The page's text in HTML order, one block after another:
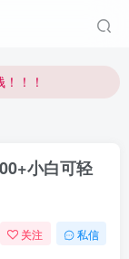
！！
！！
小白可轻
关注 私信